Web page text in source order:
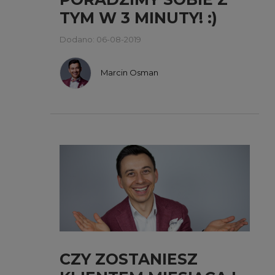
TYM W 3 MINUTY! :)
Dodano: 06-08-2019
Marcin Osman
CZY ZOSTANIESZ